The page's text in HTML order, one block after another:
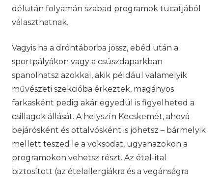
délután folyamán szabad programok tucatjából
választhatnak.
Vagyis ha a dróntáborba jössz, ebéd után a
sportpályákon vagy a csúszdaparkban
spanolhatsz azokkal, akik például valamelyik
művészeti szekcióba érkeztek, magányos
farkasként pedig akár egyedül is figyelheted a
csillagok állását. A helyszín Kecskemét, ahová
bejárósként és ottalvósként is jöhetsz – bármelyik
mellett teszed le a voksodat, ugyanazokon a
programokon vehetsz részt. Az étel-ital
biztosított (az ételallergiákra és a vegánságra